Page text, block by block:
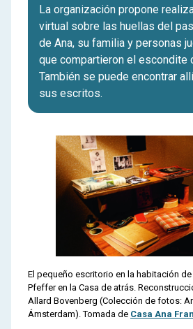
La organización propone
virtual sobre las huellas del
de Ana, su familia y personas
que compartieron el escondite
También se puede encontrar
sus escritos.
El pequeño escritorio en la habitación de
Pfeffer en la Casa de atrás.
Allard Bovenberg (Colección de fotos:
Ámsterdam). Tomada de Casa Ana